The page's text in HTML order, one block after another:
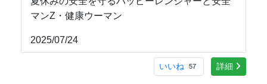
マンZ・健康ウーマン
2025/07/24
いいね 57 詳細